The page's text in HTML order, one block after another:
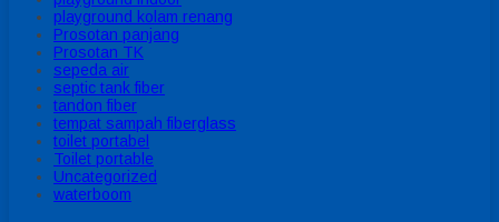
playground kolam renang
Prosotan panjang
Prosotan TK
sepeda air
septic tank fiber
tandon fiber
tempat sampah fiberglass
toilet portabel
Toilet portable
Uncategorized
waterboom